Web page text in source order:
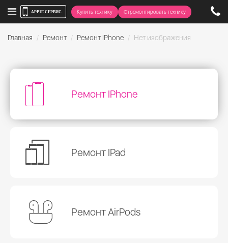
Купить технику Отремонтировать технику
Главная Ремонт Ремонт IPhone Нет изображения
Ремонт IPhone
Ремонт IPad
Ремонт AirPods